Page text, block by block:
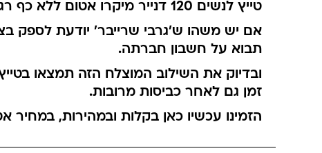
טייץ לנשים 120 דנייר מיקרו אטום ללא כף רגל מבית 'שרייבר' – הופעה מהוקצעת, ללא פשרות בנוחות ובאיכות.
אם יש משהו ש'גרבי שרייבר' יודעת לספק
תבוא על חשבון חברתה.
ובדיוק את השילוב המוצלח הזה תמצאו
זמן גם לאחר כביסות מרובות.
הזמינו עכשיו כאן בקלות ובמהירות,